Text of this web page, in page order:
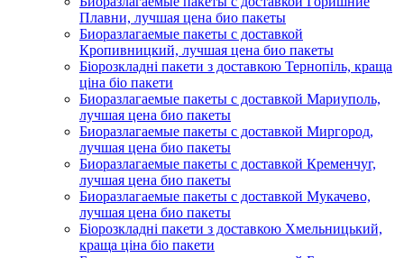
Плавни, лучшая цена био пакеты
Биоразлагаемые пакеты с доставкой
Кропивницкий, лучшая цена био пакеты
Біорозкладні пакети з доставкою Тернопіль, краща
ціна біо пакети
Биоразлагаемые пакеты с доставкой Мариуполь,
лучшая цена био пакеты
Биоразлагаемые пакеты с доставкой Миргород,
лучшая цена био пакеты
Биоразлагаемые пакеты с доставкой Кременчуг,
лучшая цена био пакеты
Биоразлагаемые пакеты с доставкой Мукачево,
лучшая цена био пакеты
Біорозкладні пакети з доставкою Хмельницький,
краща ціна біо пакети